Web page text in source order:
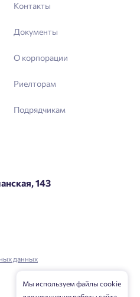
Контакты
Документы
О корпорации
Риелторам
Подрядчикам
143
данных
Мы используем файлы cookie